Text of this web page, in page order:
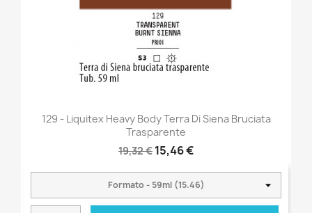
129 - Liquitex Heavy Body Terra Di Siena Bruciata
Trasparente
19,32 € 15,46 €